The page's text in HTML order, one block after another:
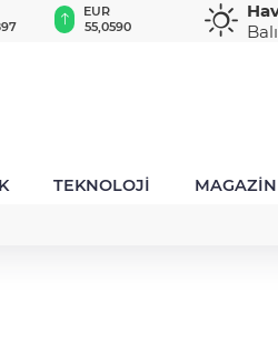
EUR
55,0590
GBP
64,2191
TEKNOLOJİ MAGAZİN